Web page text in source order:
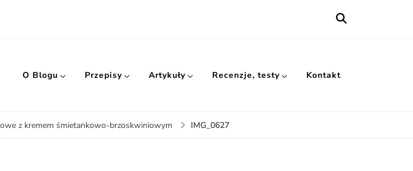
O Blogu Przepisy Artykuły Recenzje, testy Kontakt
z kremem śmietankowo-brzoskwiniowym IMG_0627